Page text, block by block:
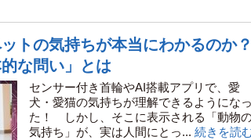
トの気持ちが本当にわかるのか？
な問い」とは
センサー付き首輪やAI搭載アプリで、愛
犬・愛猫の気持ちが理解できるようになっ
た！ しかし、そこに表示される「動物
気持ち」が、実は人間にとっ... 続きを読